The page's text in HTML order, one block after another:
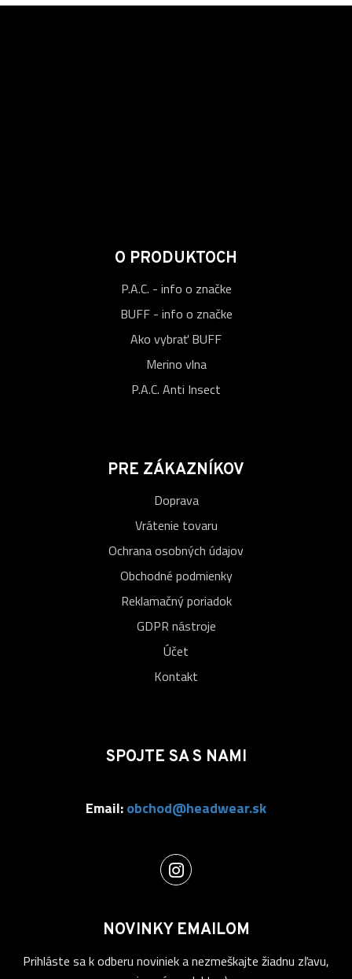
O PRODUKTOCH
P.A.C. - info o značke
BUFF - info o značke
Ako vybrať BUFF
Merino vlna
P.A.C. Anti Insect
PRE ZÁKAZNÍKOV
Doprava
Vrátenie tovaru
Ochrana osobných údajov
Obchodné podmienky
Reklamačný poriadok
GDPR nástroje
Účet
Kontakt
SPOJTE SA S NAMI
Email:obchod@headwear.sk
NOVINKY EMAILOM
Prihláste sa k odberu noviniek a nezmeškajte žiadnu zľavu,